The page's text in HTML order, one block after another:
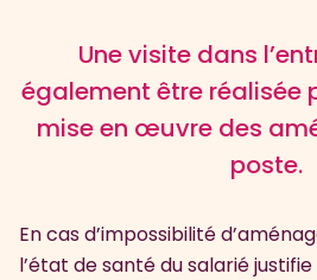
Une visite dans
également être réalisée
mise en œuvre des
poste.
En cas d’impossibilité
l’état de santé du salarié